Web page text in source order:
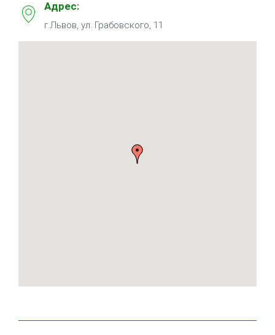
Адрес:
г.Львов, ул. Грабовского, 11